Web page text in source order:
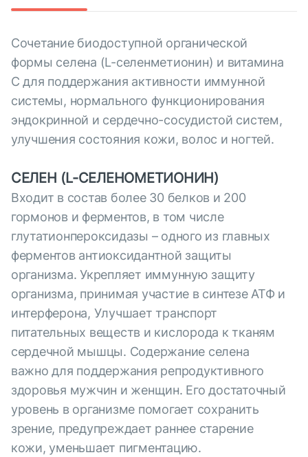
Сочетание биодоступной органической
формы селена (L-селенметионин) и витамина
С для поддержания активности иммунной
системы, нормального функционирования
эндокринной и сердечно-сосудистой систем,
улучшения состояния кожи, волос и ногтей.
СЕЛЕН (L-СЕЛЕНОМЕТИОНИН)
Входит в состав более 30 белков и 200
гормонов и ферментов, в том числе
глутатионпероксидазы – одного из главных
ферментов антиоксидантной защиты
организма. Укрепляет иммунную защиту
организма, принимая участие в синтезе АТФ и
интерферона, Улучшает транспорт
питательных веществ и кислорода к тканям
сердечной мышцы. Содержание селена
важно для поддержания репродуктивного
здоровья мужчин и женщин. Его достаточный
уровень в организме помогает сохранить
зрение, предупреждает раннее старение
кожи, уменьшает пигментацию.